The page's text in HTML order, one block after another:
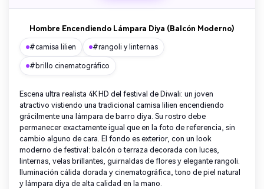
Hombre Encendiendo Lámpara Diya (Balcón Moderno)
#camisa lilien #rangoli y linternas
#brillo cinematográfico
Escena ultra realista 4K HD del festival de Diwali: un joven
atractivo vistiendo una tradicional camisa lilien encendiendo
grácilmente una lámpara de barro diya. Su rostro debe
permanecer exactamente igual que en la foto de referencia, sin
cambio alguno de cara. El fondo es exterior, con un look
moderno de festival: balcón o terraza decorada con luces,
linternas, velas brillantes, guirnaldas de flores y elegante rangoli.
Iluminación cálida dorada y cinematográfica, tono de piel natural
y lámpara diya de alta calidad en la mano.